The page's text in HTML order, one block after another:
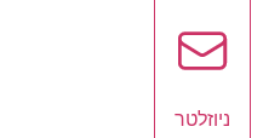
ניוזלטר